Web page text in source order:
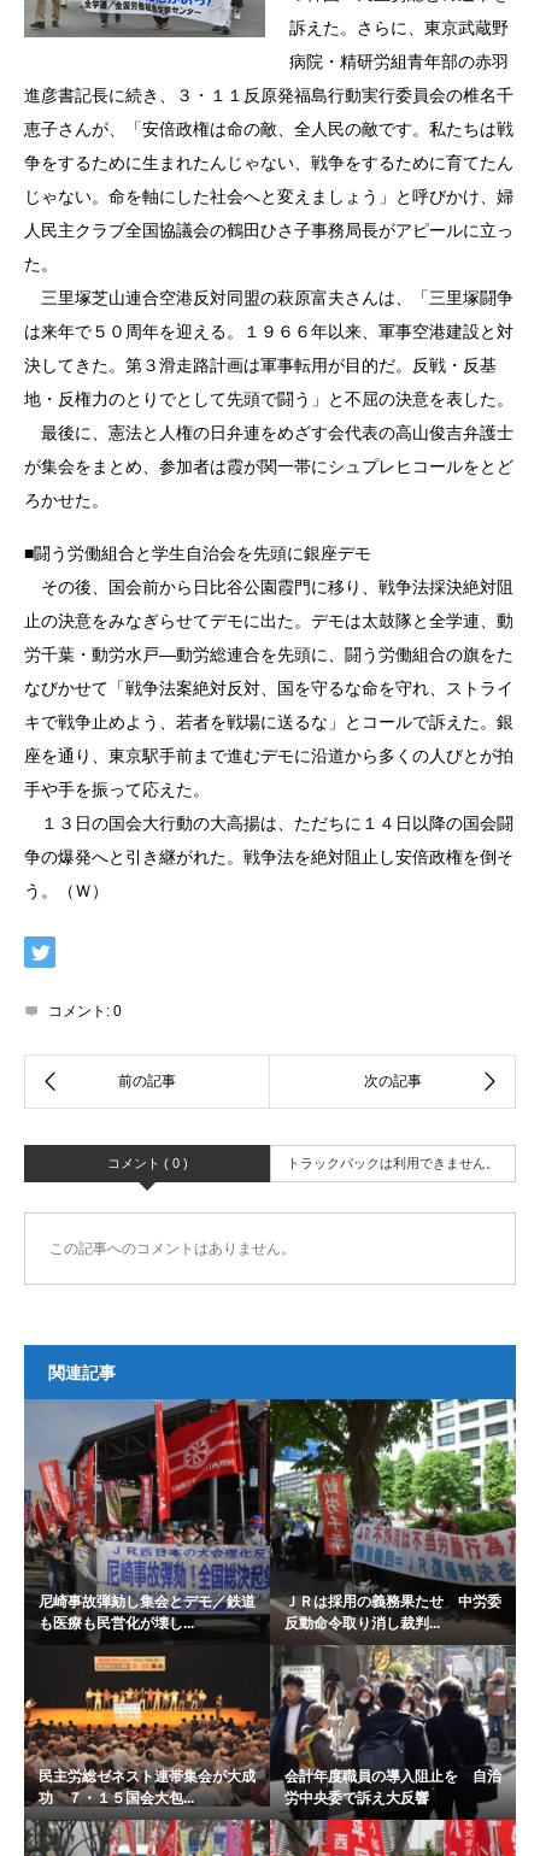
訴えた。さらに、東京武蔵野
病院・精研労組青年部の赤羽
進彦書記長に続き、３・１１反原発福島行動実行委員会の椎名千
恵子さんが、「安倍政権は命の敵、全人民の敵です。私たちは戦
争をするために生まれたんじゃない、戦争をするために育てたん
じゃない。命を軸にした社会へと変えましょう」と呼びかけ、婦
人民主クラブ全国協議会の鶴田ひさ子事務局長がアピールに立っ
た。
三里塚芝山連合空港反対同盟の萩原富夫さんは、「三里塚闘争
は来年で５０周年を迎える。１９６６年以来、軍事空港建設と対
決してきた。第３滑走路計画は軍事転用が目的だ。反戦・反基
地・反権力のとりでとして先頭で闘う」と不屈の決意を表した。
最後に、憲法と人権の日弁連をめざす会代表の高山俊吉弁護士
が集会をまとめ、参加者は霞が関一帯にシュプレヒコールをとど
ろかせた。
■闘う労働組合と学生自治会を先頭に銀座デモ
その後、国会前から日比谷公園霞門に移り、戦争法採決絶対阻
止の決意をみなぎらせてデモに出た。デモは太鼓隊と全学連、動
労千葉・動労水戸―動労総連合を先頭に、闘う労働組合の旗をた
なびかせて「戦争法案絶対反対、国を守るな命を守れ、ストライ
キで戦争止めよう、若者を戦場に送るな」とコールで訴えた。銀
座を通り、東京駅手前まで進むデモに沿道から多くの人びとが拍
手や手を振って応えた。
１３日の国会大行動の大高揚は、ただちに１４日以降の国会闘
争の爆発へと引き継がれた。戦争法を絶対阻止し安倍政権を倒そ
う。（Ｗ）
コメント: 0
コメント ( 0 ) トラックバックは利用できません。
この記事へのコメントはありません。
関連記事
尼崎事故弾劾し集会とデモ／鉄道
も医療も民営化が壊し...
ＪＲは採用の義務果たせ 中労委
反動命令取り消し裁判...
民主労総ゼネスト連帯集会が大成
功 ７・１５国会大包...
会計年度職員の導入阻止を 自治
労中央委で訴え大反響